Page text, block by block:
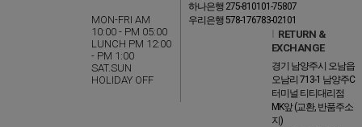
MON-FRI AM
10:00 - PM 05:00
LUNCH PM 12:00
- PM 1:00
SAT.SUN
HOLIDAY OFF
하나은행 275-810101-75807
우리은행 578-176783-02101
RETURN &
EXCHANGE
경기 남양주시 오남읍
오남리 713-1 남양주C
터미널 티티대리점
MK앞 (교환, 반품주소
지)